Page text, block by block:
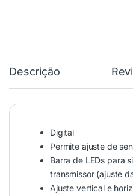
Descrição
Digital
Permite ajuste de
Barra de LEDs para
transmissor (ajuste
Ajuste vertical e